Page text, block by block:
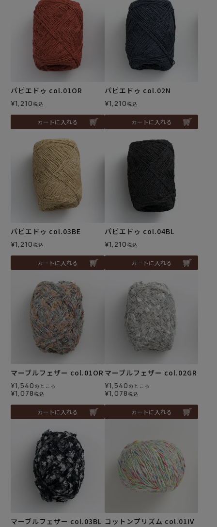
パピエドゥ col.01OR
¥1,210税込
カートに入れる
パピエドゥ col.02N
¥1,210税込
カートに入れる
パピエドゥ col.03BE
¥1,210税込
カートに入れる
パピエドゥ col.04BL
¥1,210税込
カートに入れる
マーブルフェザー col.01OR
¥1,540 のところ
¥1,078税込
カートに入れる
マーブルフェザー col.02GR
¥1,540 のところ
¥1,078税込
カートに入れる
マーブルフェザー col.03BL コットンプリズム col.01IV